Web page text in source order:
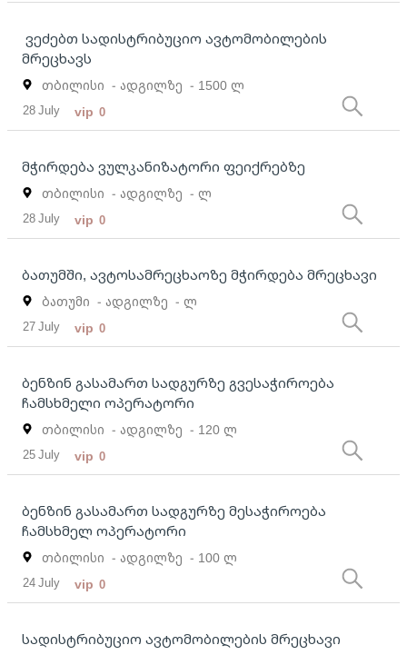
ვეძებთ სადისტრიბუციო ავტომობილების
მრეცხავს
თბილისი - ადგილზე - 1500 ლ
28 July vip 0
მჭირდება ვულკანიზატორი ფეიქრებზე
თბილისი - ადგილზე - ლ
28 July vip 0
ბათუმში, ავტოსამრეცხაოზე მჭირდება მრეცხავი
ბათუმი - ადგილზე - ლ
27 July vip 0
ბენზინ გასამართ სადგურზე გვესაჭიროება
ჩამსხმელი ოპერატორი
თბილისი - ადგილზე - 120 ლ
25 July vip 0
ბენზინ გასამართ სადგურზე მესაჭიროება
ჩამსხმელ ოპერატორი
თბილისი - ადგილზე - 100 ლ
24 July vip 0
სადისტრიბუციო ავტომობილების მრეცხავი